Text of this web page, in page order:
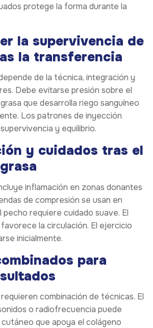
protege la forma durante la
la supervivencia de
la transferencia
de la técnica, integración y
Debe evitarse presión sobre el
que desarrolla riego sanguíneo
Los patrones de inyección
y equilibrio.
y cuidados tras el
inflamación en zonas donantes
de compresión se usan en
pecho requiere cuidado suave. El
la circulación. El ejercicio
inicialmente.
para
combinación de técnicas. El
o radiofrecuencia puede
cutáneo que apoya el colágeno